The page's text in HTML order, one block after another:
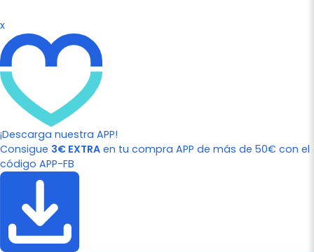
x
¡Descarga nuestra APP!
Consigue 3€ EXTRA en tu compra APP de más de 50€ con el
código APP-FB